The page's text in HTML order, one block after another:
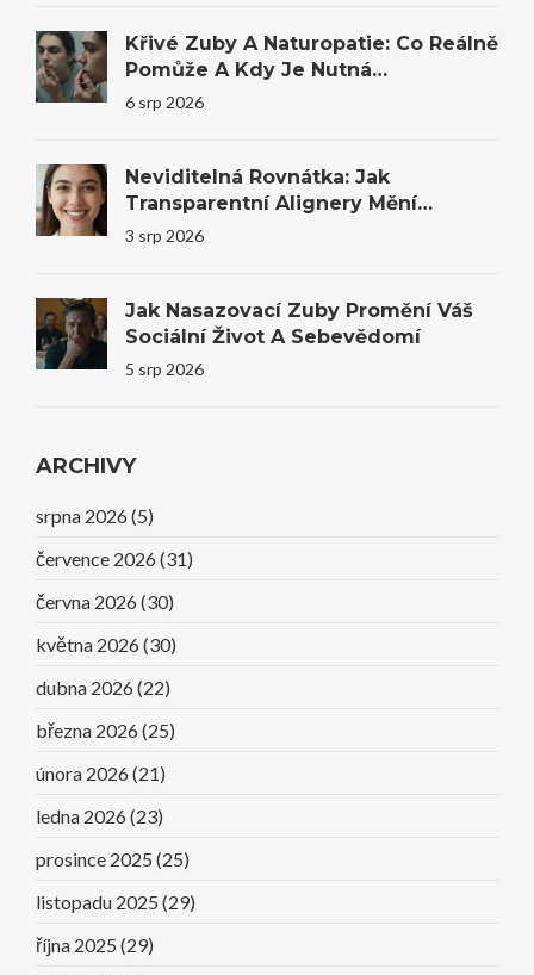
Křivé Zuby A Naturopatie: Co Reálně
Pomůže A Kdy Je Nutná
Stomatologie
6 srp 2026
Neviditelná Rovnátka: Jak
Transparentní Alignery Mění
Úsměvy I Sebevědomí
3 srp 2026
Jak Nasazovací Zuby Promění Váš
Sociální Život A Sebevědomí
5 srp 2026
ARCHIVY
srpna 2026 (5)
července 2026 (31)
června 2026 (30)
května 2026 (30)
dubna 2026 (22)
března 2026 (25)
února 2026 (21)
ledna 2026 (23)
prosince 2025 (25)
listopadu 2025 (29)
října 2025 (29)